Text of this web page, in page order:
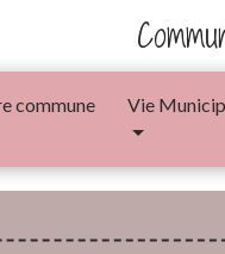
commune Vie